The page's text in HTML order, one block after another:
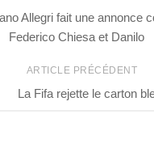
Allegri fait une annonce
Federico Chiesa et Danilo
ARTICLE PRÉCÉDENT
La Fifa rejette le carton